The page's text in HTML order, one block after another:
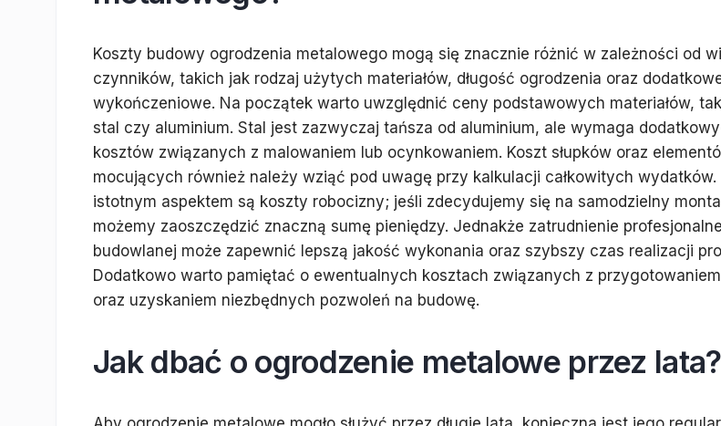
Koszty budowy ogrodzenia metalowego mogą się znacznie różnić w zależności od
czynników, takich jak rodzaj użytych materiałów, długość ogrodzenia oraz
wykończeniowe. Na początek warto uwzględnić ceny podstawowych materiałów,
stal czy aluminium. Stal jest zazwyczaj tańsza od aluminium, ale wymaga
kosztów związanych z malowaniem lub ocynkowaniem. Koszt słupków oraz
mocujących również należy wziąć pod uwagę przy kalkulacji całkowitych wydatków.
istotnym aspektem są koszty robocizny; jeśli zdecydujemy się na samodzielny
możemy zaoszczędzić znaczną sumę pieniędzy. Jednakże zatrudnienie
budowlanej może zapewnić lepszą jakość wykonania oraz szybszy czas realizacji
Dodatkowo warto pamiętać o ewentualnych kosztach związanych z
oraz uzyskaniem niezbędnych pozwoleń na budowę.
Jak dbać o ogrodzenie metalowe przez lata?